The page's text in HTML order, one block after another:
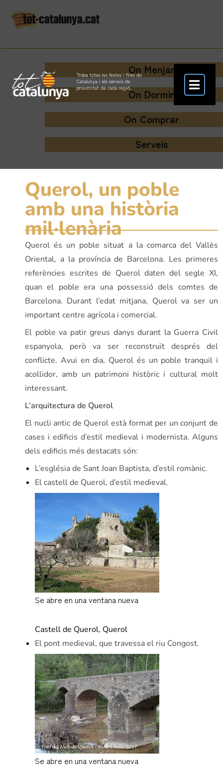
Troba totes les festes i fires de
Catalunya i els serveis de
proximitat de cada regió.
On Menjar
On Dormir
On Comprar
Serveis
Querol, un poble
amb una història
mil·lenària
Querol és un poble situat a la comarca del Vallès
Oriental, a la província de Barcelona. Les primeres
referències escrites de Querol daten del segle XI,
quan el poble era una possessió dels comtes de
Barcelona. Durant l’edat mitjana, Querol va ser un
important centre agrícola i comercial.
El poble va patir greus danys durant la Guerra Civil
espanyola, però va ser reconstruït després del
conflicte. Avui en dia, Querol és un poble tranquil i
acollidor, amb un patrimoni històric i cultural molt
interessant.
L’arquitectura de Querol
El nucli antic de Querol està format per un conjunt de
cases i edificis d’estil medieval i modernista. Alguns
dels edificis més destacats són:
L’església de Sant Joan Baptista, d’estil romànic.
El castell de Querol, d’estil medieval.
Se abre en una ventana nueva
Castell de Querol, Querol
El pont medieval, que travessa el riu Congost.
Se abre en una ventana nueva